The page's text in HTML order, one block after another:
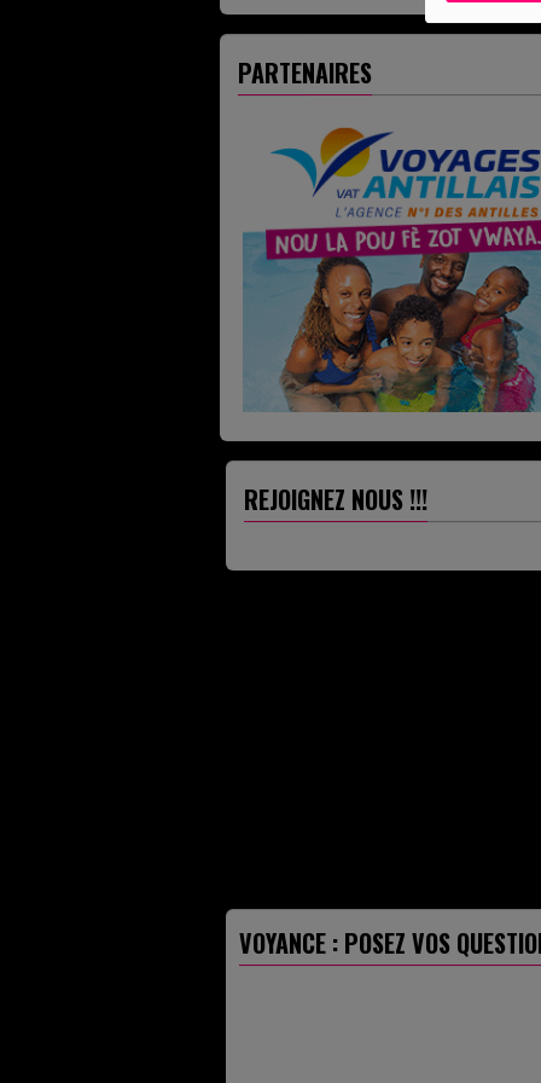
savez-vous vraiment ce qu'il se
passe une fois les dons
Derrière les portes...
PARTENAIRES
REJOIGNEZ NOUS !!!
VOYANCE : POSEZ VOS